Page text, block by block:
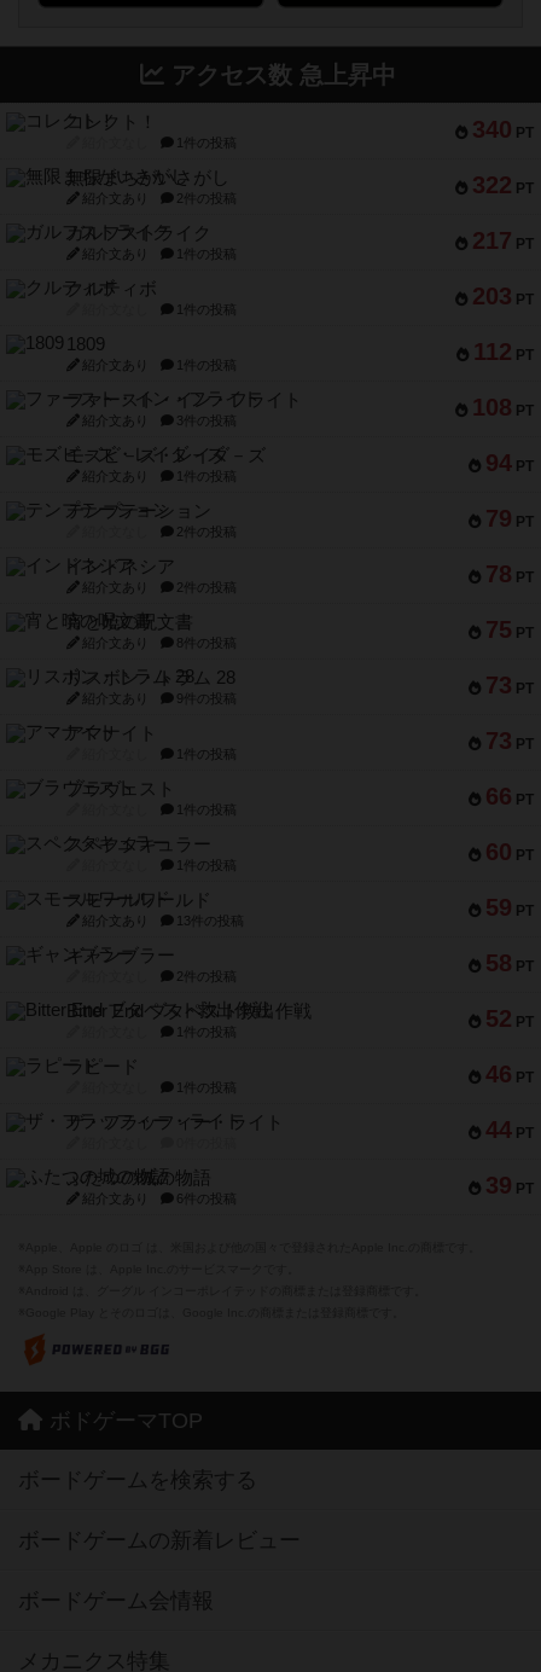
アクセス数 急上昇中
340 PT
コレクト！
1件の投稿
322 PT
無限まちがいさがし
紹介文あり 2件の投稿
217 PT
ガルフストライク
紹介文あり 1件の投稿
203 PT
クルティボ
1件の投稿
112 PT
1809
紹介文あり 1件の投稿
108 PT
ファースト・イン・フライト
紹介文あり 3件の投稿
94 PT
モズビ－ズ・レイダ－ズ
紹介文あり 1件の投稿
79 PT
テンプテーション
2件の投稿
78 PT
インドネシア
紹介文あり 2件の投稿
75 PT
宵と暁の呪文書
紹介文あり 8件の投稿
73 PT
リスボン・トラム 28
紹介文あり 9件の投稿
73 PT
アマナイト
1件の投稿
66 PT
ブラヴェスト
1件の投稿
60 PT
スペクタキュラー
1件の投稿
59 PT
スモールワールド
紹介文あり 13件の投稿
58 PT
ギャンブラー
2件の投稿
52 PT
Bitter End ブタペスト救出作戦
1件の投稿
46 PT
ラピード
1件の投稿
44 PT
ザ・フラッフィー・ライト
39 PT
ふたつの城の物語
紹介文あり 6件の投稿
ボドゲーマTOP
ボードゲームを検索する
ボードゲームの新着レビュー
ボードゲーム会情報
メカニクス特集